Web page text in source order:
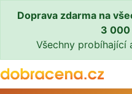
Doprava zdarma na
3 000
Všechny probíhající